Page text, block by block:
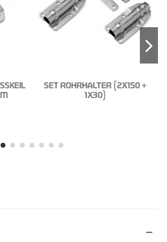
SET ROHRHALTER (2X150 +
1X30)